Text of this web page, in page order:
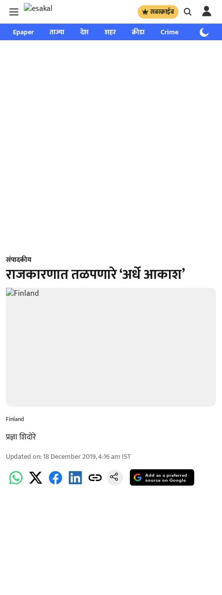
सबस्क्राईब
Epaper ताज्या देश शहर क्रीडा Crime साप्ताहिक
संपादकीय
राजकारणात तळपणारे ‘अर्धे आकाश’
Finland
प्रज्ञा शिदोरे
Updated on:18 December 2019, 4:16 am IST
Add as a preferred
source on Google